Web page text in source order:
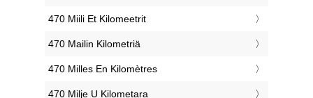
‎470 Miili Et Kilomeetrit
‎470 Mailin Kilometriä
‎470 Milles En Kilomètres
‎470 Milje U Kilometara